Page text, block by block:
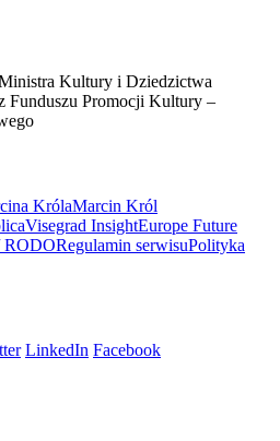
Kultury i Dziedzictwa
Funduszu Promocji Kultury –
KrólaMarcin Król
Visegrad InsightEurope Future
RODORegulamin serwisuPolityka
LinkedIn Facebook